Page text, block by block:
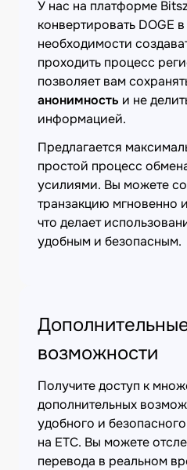
У нас на платформе
конвертировать DOGE в
необходимости
проходить процесс
позволяет вам
анонимность и не
информацией.
Предлагается
простой процесс
усилиями. Вы можете
транзакцию мгновенно
что делает
удобным и безопасным.
возможности
Получите доступ к
дополнительных
удобного и
на ETC. Вы можете
перевода в реальном